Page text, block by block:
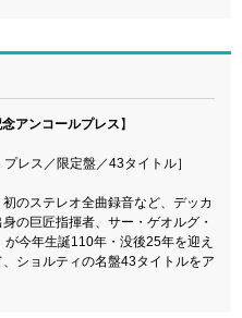
アンコールプレス】
レス／限定盤／43タイトル］
のステレオ全曲録音など、デッカ
の巨匠指揮者、サー・ゲオルグ・
今年生誕110年・没後25年を迎え
ショルティの名盤43タイトルをア